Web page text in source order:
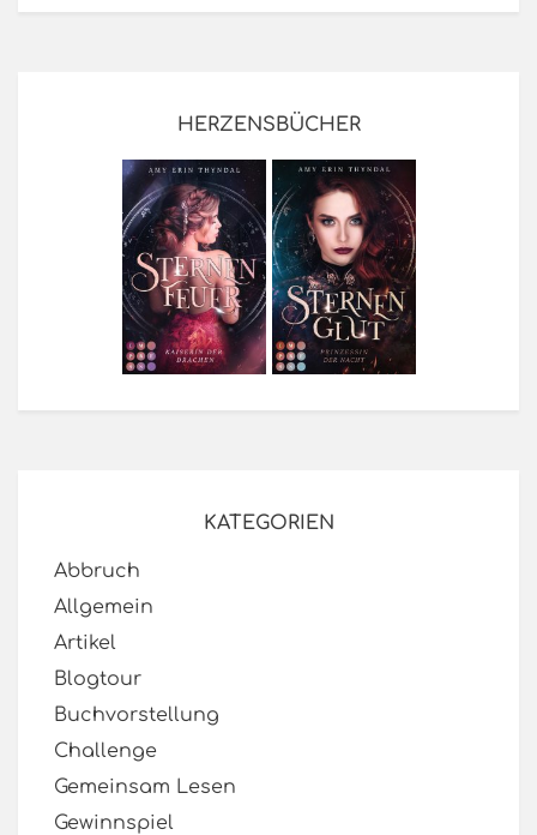
HERZENSBÜCHER
KATEGORIEN
Abbruch
Allgemein
Artikel
Blogtour
Buchvorstellung
Challenge
Gemeinsam Lesen
Gewinnspiel